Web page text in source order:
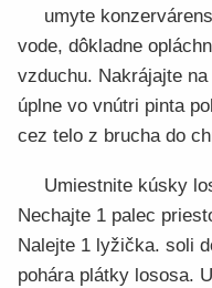
umyte
vode, dôkladne
vzduchu. Nakrájajte
úplne vo vnútri pinta
cez telo z brucha do
Umiestnite kúsky
Nechajte 1 palec
Nalejte 1 lyžička. soli
pohára plátky lososa.